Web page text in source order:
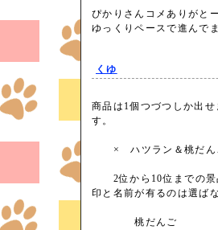
ぴかりさんコメありがと
ゆっくりペースで進んで
くゆ
商品は1個つづつしか出
す。
× ハツラン＆桃
2位から10位までの景
印と名前が有るのは選ば
桃だんご